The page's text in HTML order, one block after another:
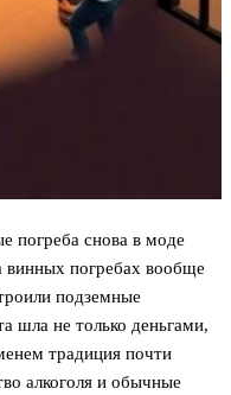
погреба снова в моде
винных погребах вообще
подземные
шла не только деньгами,
традиция почти
алкоголя и обычные